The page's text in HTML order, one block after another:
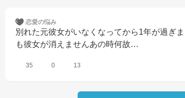
恋愛の悩み
別れた元彼女がいなくなってから1年が過ぎ
も彼女が消えませんあの時何故…
35 0 13